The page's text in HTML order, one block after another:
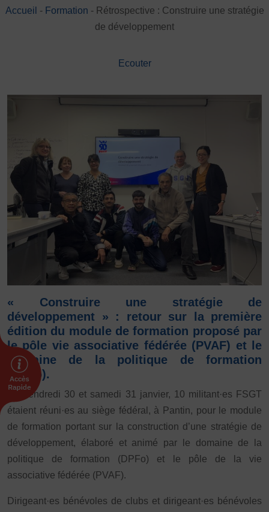
DÉVELOPPEMENT
Championnat de France FSGT
Seniors
Pratiques partagées
Écologie
Sport avec les exilés
ÉTHIQUE SPORTIVE
Signalement violences sexistes et sexuelles
Protéger les pratiquant.es
Prévenir les discriminations
Agir contre le dopage et les conduites dopantes
Préserver le pacte républicain
Livret de l’animateur·trice
Brevet Fédéral
BAFA
Officiel·les
Responsable associatif.ve FSGT
Formateur.trice.s
ORGANISME DE FORMATION
Certificat de qualification professionnelle ALS
Certificat de qualification professionnelle
TSARE
Échanges internationaux
Accueil - Formation - Rétrospective : Construire une stratégie
de développement
Ecouter
« Construire une stratégie de
développement » : retour sur la première
édition du module de formation proposé par
le pôle vie associative fédérée (PVAF) et le
domaine de la politique de formation
(DPFo).
Ce vendredi 30 et samedi 31 janvier, 10 militant·es FSGT
étaient réuni·es au siège fédéral, à Pantin, pour le module
de formation portant sur la construction d’une stratégie de
développement, élaboré et animé par le domaine de la
politique de formation (DPFo) et le pôle de la vie
associative fédérée (PVAF).
Dirigeant·es bénévoles de clubs et dirigeant·es bénévoles